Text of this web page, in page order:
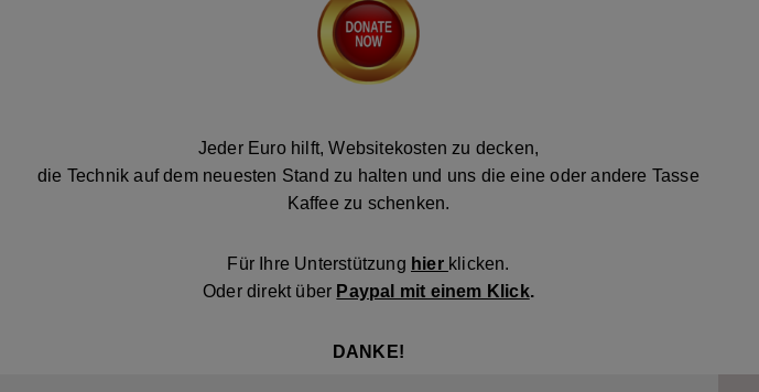
Jeder Euro hilft, Websitekosten zu decken,
die Technik auf dem neuesten Stand zu halten und uns die eine oder andere Tasse
Kaffee zu schenken.
Für Ihre Unterstützung hier klicken.
Oder direkt über Paypal mit einem Klick.
DANKE!